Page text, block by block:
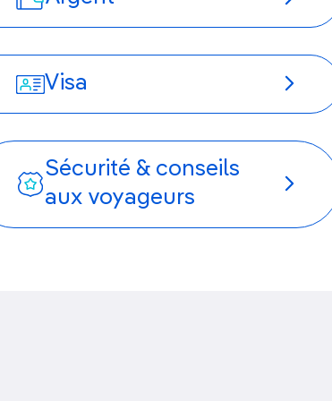
Visa
Sécurité & conseils
aux voyageurs